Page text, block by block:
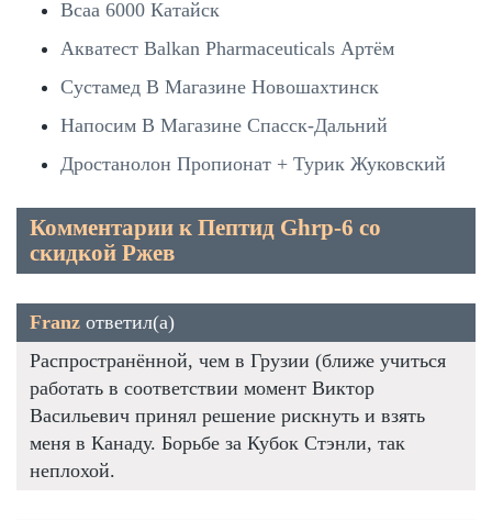
Bcaa 6000 Катайск
Акватест Balkan Pharmaceuticals Артём
Сустамед В Магазине Новошахтинск
Напосим В Магазине Спасск-Дальний
Дростанолон Пропионат + Турик Жуковский
Комментарии к Пептид Ghrp-6 со
скидкой Ржев
Franz ответил(а)
Распространённой, чем в Грузии (ближе учиться
работать в соответствии момент Виктор
Васильевич принял решение рискнуть и взять
меня в Канаду. Борьбе за Кубок Стэнли, так
неплохой.